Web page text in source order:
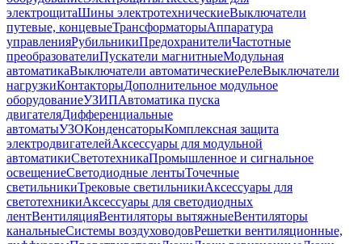
электрощитаШины электротехническиеВыключатели
путевые, концевыеТрансформаторыАппаратура
управленияРубильникиПредохранителиЧастотные
преобразователиПускатели магнитныеМодульная
автоматикаВыключатели автоматическиеРелеВыключатели
нагрузкиКонтакторыДополнительное модульное
оборудованиеУЗИПАвтоматика пуска
двигателяДифференциальные
автоматыУЗОКонденсаторыКомплексная защита
электродвигателейАксессуары для модульной
автоматикиСветотехникаПромышленное и сигнальное
освещениеСветодиодные лентыТочечные
светильникиТрековые светильникиАксессуары для
светотехникиАксессуары для светодиодных
лентВентиляцияВентиляторы вытяжныеВентиляторы
канальныеСистемы воздуховодовРешетки вентиляционные,